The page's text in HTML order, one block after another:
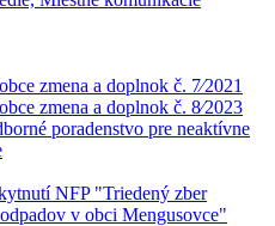
zmena a doplnok č. 7⁄2021
zmena a doplnok č. 8⁄2023
poradenstvo pre neaktívne
NFP "Triedený zber
v obci Mengusovce"